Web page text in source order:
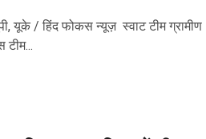
यूके / हिंद फोकस न्यूज़ स्वाट टीम ग्रामीण
टीम...